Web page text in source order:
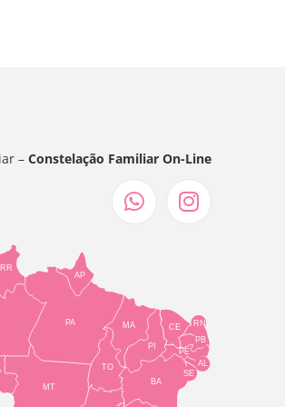
–Constelação Familiar On-Line
TO
BA
SE
PE
AL
RN
CE
PI
MA
AP
PA
RR
MT
PB